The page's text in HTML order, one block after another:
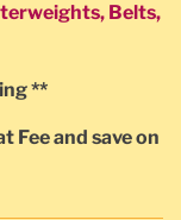
Belts,
**
Fee and save on